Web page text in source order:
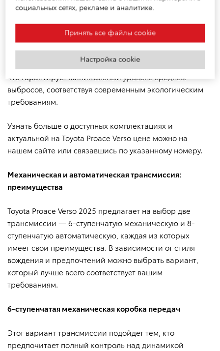
Система вентиляции и кондиционирования
Автоматический послепусковой подогреватель
двигателя Webasto (без функции программирования)
Автоматический климат-контроль с независимой
регулировкой температуры зон водитель/передний
пассажир
Дополнительный кондиционер для пассажирского
салона с отдельным блоком управления и
дефлекторами в потолке
Информационные устройства
Цифровая монохромная приборная панель
10" цифровая панель приборов
Клиренс:минимальный дорожный просвет составляет
по неровным дорогам и загородным маршрутам, не
беспокоясь о препятствиях на пути.
Экологический стандарт:соответствует нормам Euro 6,
что гарантирует минимальный уровень вредных
выбросов, соответствуя современным экологическим
требованиям.
Узнать больше о доступных комплектациях и
актуальной на Toyota Proace Verso цене можно на
нашем сайте или связавшись по указанному номеру.
Механическая и автоматическая трансмиссия:
преимущества
Toyota Proace Verso 2025 предлагает на выбор две
трансмиссии — 6-ступенчатую механическую и 8-
ступенчатую автоматическую, каждая из которых
имеет свои преимущества. В зависимости от стиля
вождения и предпочтений можно выбрать вариант,
который лучше всего соответствует вашим
требованиям.
6-ступенчатая механическая коробка передач
Этот вариант трансмиссии подойдет тем, кто
предпочитает полный контроль над динамикой
социальных сетях, рекламе и аналитике.
Принять все файлы cookie
Настройка cookie